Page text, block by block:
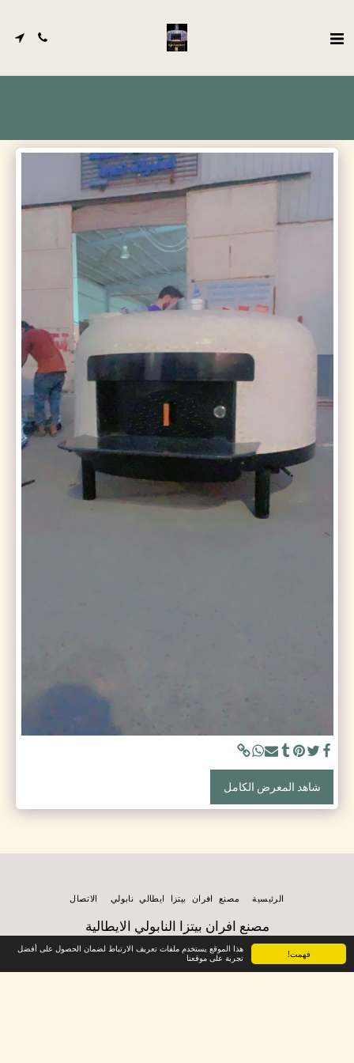
فهمت!
هذا الموقع يستخدم ملفات تعريف الارتباط لضمان الحصول على أفضل
تجربة على موقعنا
شاهد المعرض الكامل
مصنع افران بيتزا النابولي الايطالية
الخصوصية
الرئيسية مصنع افران بيتزا ايطالي نابولي الاتصال